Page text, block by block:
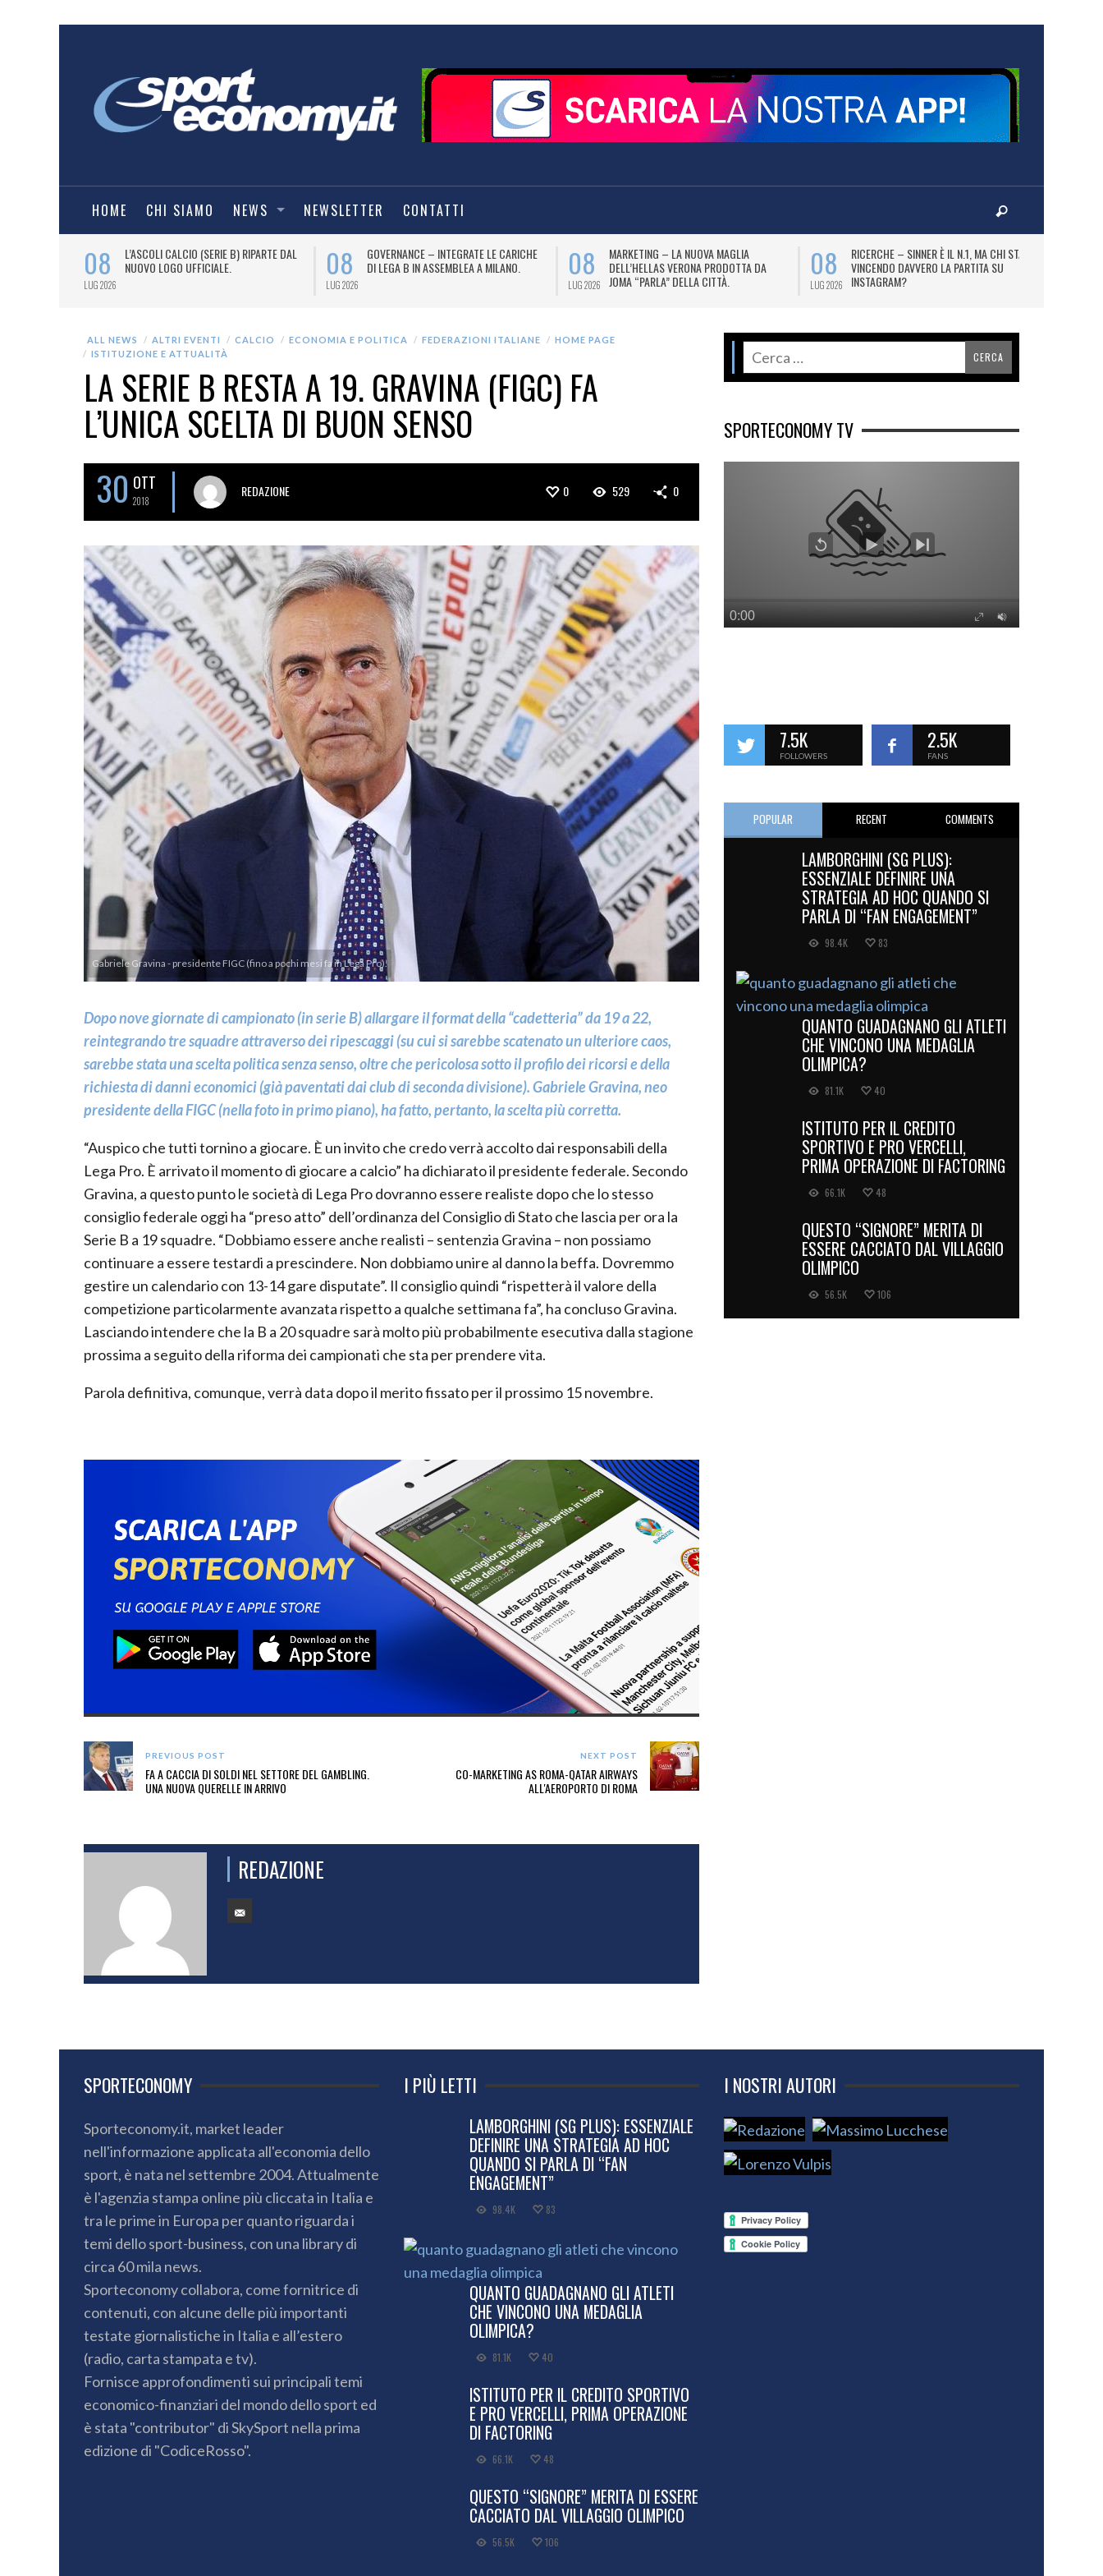
HOME CHI SIAMO NEWS NEWSLETTER CONTATTI
08
LUG 2026
L’ASCOLI CALCIO (SERIE B) RIPARTE DAL
NUOVO LOGO UFFICIALE.
08
LUG 2026
GOVERNANCE – INTEGRATE LE CARICHE
DI LEGA B IN ASSEMBLEA A MILANO.
08
LUG 2026
MARKETING – LA NUOVA MAGLIA
DELL’HELLAS VERONA PRODOTTA DA
JOMA “PARLA” DELLA CITTÀ.
08
LUG 2026
RICERCHE – SINNER È IL N.1, MA CHI STA
VINCENDO DAVVERO LA PARTITA SU
INSTAGRAM?
ALL NEWS ALTRI EVENTI CALCIO ECONOMIA E POLITICA FEDERAZIONI ITALIANE
HOME PAGE
ISTITUZIONE E ATTUALITÀ
LA SERIE B RESTA A 19. GRAVINA (FIGC) FA
L’UNICA SCELTA DI BUON SENSO
30 OTT
2018
REDAZIONE 0 529 0
Gabriele Gravina - presidente FIGC (fino a pochi mesi fa in Lega Pro).
Dopo nove giornate di campionato (in serie B) allargare il format della “cadetteria” da 19 a 22,
reintegrando tre squadre attraverso dei ripescaggi (su cui si sarebbe scatenato un ulteriore caos,
sarebbe stata una scelta politica senza senso, oltre che pericolosa sotto il profilo dei ricorsi e della
richiesta di danni economici (già paventati dai club di seconda divisione). Gabriele Gravina, neo
presidente della FIGC (nella foto in primo piano), ha fatto, pertanto, la scelta più corretta.
“Auspico che tutti tornino a giocare. È un invito che credo verrà accolto dai responsabili della
Lega Pro. È arrivato il momento di giocare a calcio” ha dichiarato il presidente federale. Secondo
Gravina, a questo punto le società di Lega Pro dovranno essere realiste dopo che lo stesso
consiglio federale oggi ha “preso atto” dell’ordinanza del Consiglio di Stato che lascia per ora la
Serie B a 19 squadre. “Dobbiamo essere anche realisti – sentenzia Gravina – non possiamo
continuare a essere testardi a prescindere. Non dobbiamo unire al danno la beffa. Dovremmo
gestire un calendario con 13-14 gare disputate”. Il consiglio quindi “rispetterà il valore della
competizione particolarmente avanzata rispetto a qualche settimana fa”, ha concluso Gravina.
Lasciando intendere che la B a 20 squadre sarà molto più probabilmente esecutiva dalla stagione
prossima a seguito della riforma dei campionati che sta per prendere vita.
Parola definitiva, comunque, verrà data dopo il merito fissato per il prossimo 15 novembre.
PREVIOUS POST
FA A CACCIA DI SOLDI NEL SETTORE DEL GAMBLING.
UNA NUOVA QUERELLE IN ARRIVO
NEXT POST
CO-MARKETING AS ROMA-QATAR AIRWAYS
ALL'AEROPORTO DI ROMA
REDAZIONE
SPORTECONOMY TV
7.5K
FOLLOWERS
2.5K
FANS
POPULAR RECENT COMMENTS
LAMBORGHINI (SG PLUS):
ESSENZIALE DEFINIRE UNA
STRATEGIA AD HOC QUANDO SI
PARLA DI “FAN ENGAGEMENT”
98.4K 83
QUANTO GUADAGNANO GLI ATLETI
CHE VINCONO UNA MEDAGLIA
OLIMPICA?
81.1K 40
ISTITUTO PER IL CREDITO
SPORTIVO E PRO VERCELLI,
PRIMA OPERAZIONE DI FACTORING
66.1K 48
QUESTO “SIGNORE” MERITA DI
ESSERE CACCIATO DAL VILLAGGIO
OLIMPICO
56.5K 106
SPORTECONOMY
Sporteconomy.it, market leader
nell'informazione applicata all'economia dello
sport, è nata nel settembre 2004. Attualmente
è l'agenzia stampa online più cliccata in Italia e
tra le prime in Europa per quanto riguarda i
temi dello sport-business, con una library di
circa 60 mila news.
Sporteconomy collabora, come fornitrice di
contenuti, con alcune delle più importanti
testate giornalistiche in Italia e all’estero
(radio, carta stampata e tv).
Fornisce approfondimenti sui principali temi
economico-finanziari del mondo dello sport ed
è stata "contributor" di SkySport nella prima
edizione di "CodiceRosso".
I PIÙ LETTI
LAMBORGHINI (SG PLUS): ESSENZIALE
DEFINIRE UNA STRATEGIA AD HOC
QUANDO SI PARLA DI “FAN
ENGAGEMENT”
98.4K 83
QUANTO GUADAGNANO GLI ATLETI
CHE VINCONO UNA MEDAGLIA
OLIMPICA?
81.1K 40
ISTITUTO PER IL CREDITO SPORTIVO
E PRO VERCELLI, PRIMA OPERAZIONE
DI FACTORING
66.1K 48
QUESTO “SIGNORE” MERITA DI ESSERE
CACCIATO DAL VILLAGGIO OLIMPICO
56.5K 106
I NOSTRI AUTORI